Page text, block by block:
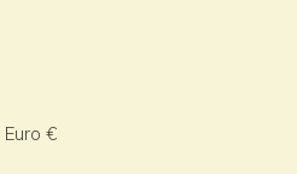
€